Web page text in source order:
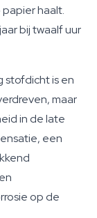
haalt.
bij twaalf uur
stofdicht is en
maar
in de late
een
op de